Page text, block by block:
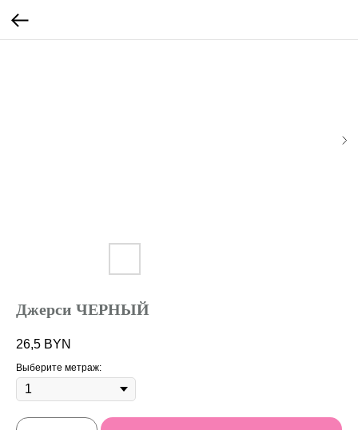
Джерси ЧЕРНЫЙ
26,5 BYN
Выберите метраж: